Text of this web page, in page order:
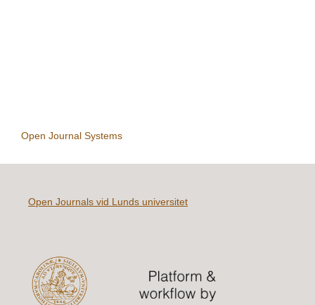
Open Journal Systems
Open Journals vid Lunds universitet